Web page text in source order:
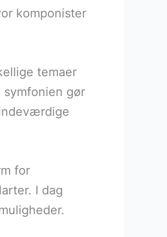
komponister
temaer
gør
for
I dag